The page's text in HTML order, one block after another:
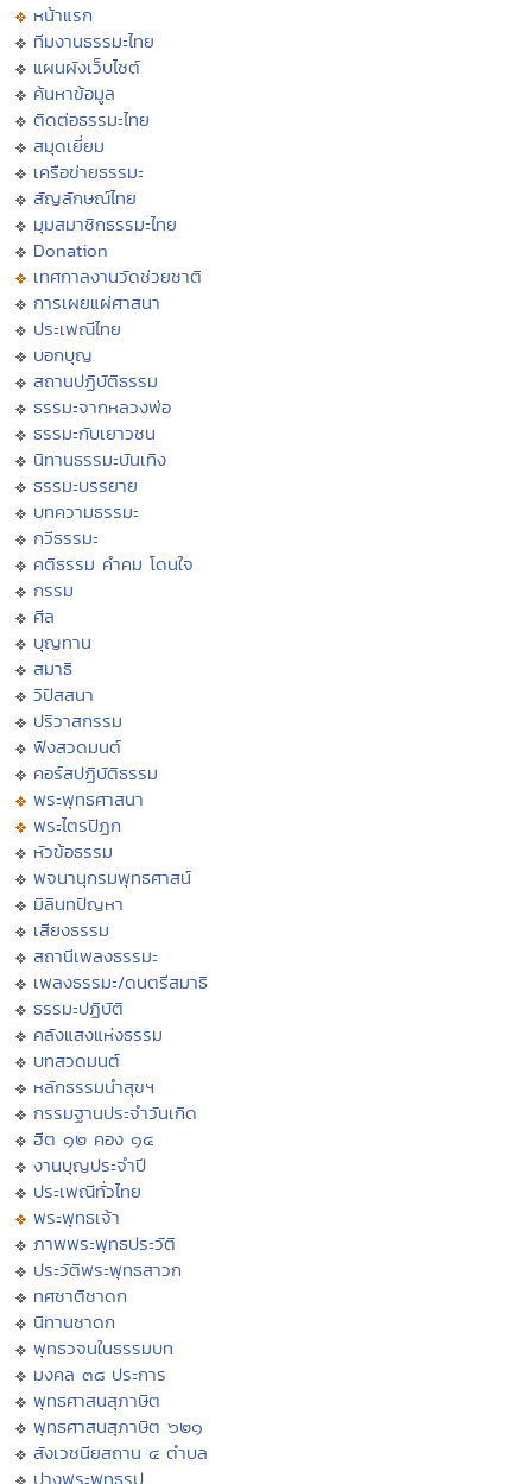
หน้าแรก
ทีมงานธรรมะไทย
แผนผังเว็บไซต์
ค้นหาข้อมูล
ติดต่อธรรมะไทย
สมุดเยี่ยม
เครือข่ายธรรมะ
สัญลักษณ์ไทย
มุมสมาชิกธรรมะไทย
Donation
เทศกาลงานวัดช่วยชาติ
การเผยแผ่ศาสนา
ประเพณีไทย
บอกบุญ
สถานปฏิบัติธรรม
ธรรมะจากหลวงพ่อ
ธรรมะกับเยาวชน
นิทานธรรมะบันเทิง
ธรรมะบรรยาย
บทความธรรมะ
กวีธรรมะ
คติธรรม คำคม โดนใจ
กรรม
ศีล
บุญทาน
สมาธิ
วิปัสสนา
ปริวาสกรรม
ฟังสวดมนต์
คอร์สปฏิบัติธรรม
พระพุทธศาสนา
พระไตรปิฏก
หัวข้อธรรม
พจนานุกรมพุทธศาสน์
มิลินทปัญหา
เสียงธรรม
สถานีเพลงธรรมะ
เพลงธรรมะ/ดนตรีสมาธิ
ธรรมะปฏิบัติ
คลังแสงแห่งธรรม
บทสวดมนต์
หลักธรรมนำสุขฯ
กรรมฐานประจำวันเกิด
ฮีต ๑๒ คอง ๑๔
งานบุญประจำปี
ประเพณีทั่วไทย
พระพุทธเจ้า
ภาพพระพุทธประวัติ
ประวัติพระพุทธสาวก
ทศชาติชาดก
นิทานชาดก
พุทธวจนในธรรมบท
มงคล ๓๘ ประการ
พุทธศาสนสุภาษิต
พุทธศาสนสุภาษิต ๖๒๑
สังเวชนียสถาน ๔ ตำบล
ปางพระพุทธรูป